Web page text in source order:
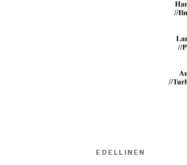
Artikkelien
Edellinen
EDELLINEN